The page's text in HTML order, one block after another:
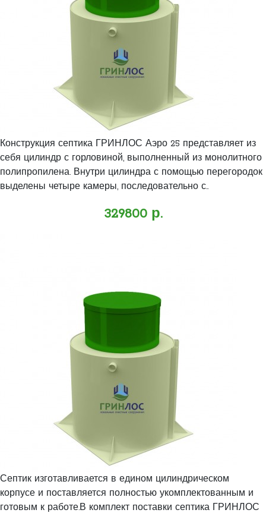
Конструкция септика ГРИНЛОС Аэро 25 представляет из
себя цилиндр с горловиной, выполненный из монолитного
полипропилена. Внутри цилиндра с помощью перегородок
выделены четыре камеры, последовательно с..
329800 р.
Септик изготавливается в едином цилиндрическом
корпусе и поставляется полностью укомплектованным и
готовым к работе.В комплект поставки септика ГРИНЛОС